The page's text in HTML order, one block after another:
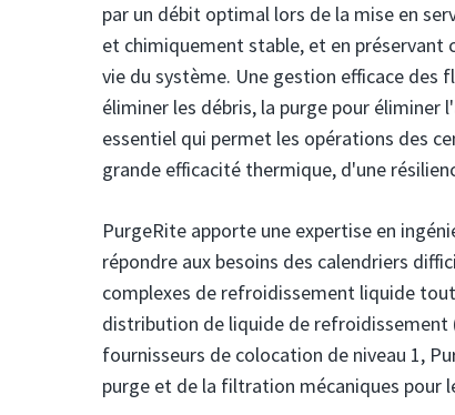
par un débit optimal lors de la mise en
et chimiquement stable, et en
vie du système. Une gestion efficace des
éliminer les débris, la purge pour éliminer
essentiel qui permet les opérations des
grande efficacité thermique, d'une
PurgeRite apporte une expertise en
répondre aux besoins des calendriers
complexes de refroidissement liquide
distribution de liquide de refroidissement
fournisseurs de colocation de niveau 1,
purge et de la filtration mécaniques pour